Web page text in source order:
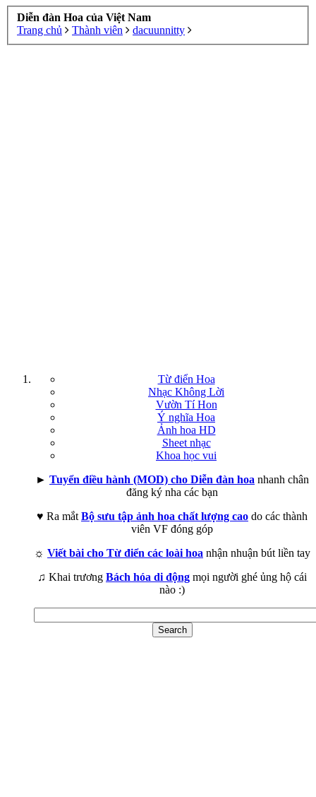
Diễn đàn Hoa của Việt Nam
Trang chủ
Thành viên dacuunnitty
Từ điển Hoa
Nhạc Không Lời
Vườn Tí Hon
Ý nghĩa Hoa
Ảnh hoa HD
Sheet nhạc
Khoa học vui
► Tuyển điều hành (MOD) cho Diễn đàn hoa nhanh chân
đăng ký nha các bạn
♥ Ra mắt Bộ sưu tập ảnh hoa chất lượng cao do các thành
viên VF đóng góp
☼ Viết bài cho Từ điển các loài hoa nhận nhuận bút liền tay
♫ Khai trương Bách hóa di động mọi người ghé ủng hộ cái
nào :)